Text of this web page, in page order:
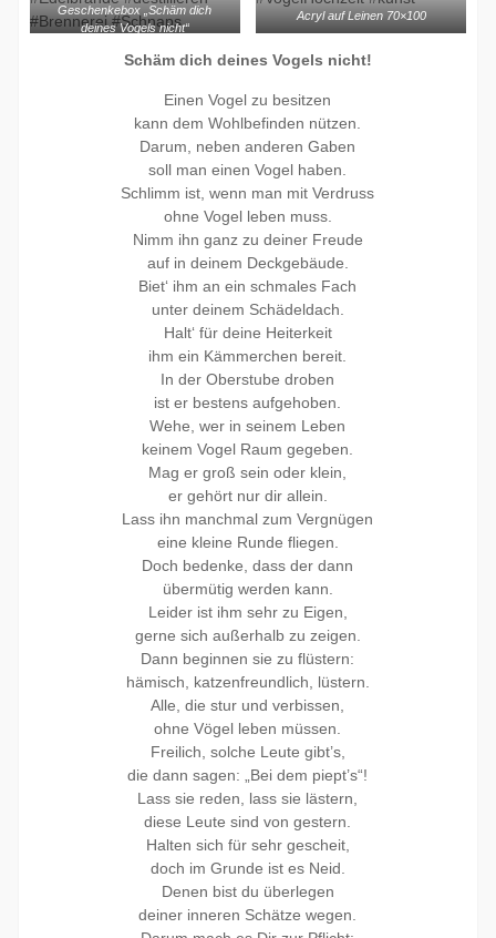
Geschenkebox „Schäm dich
deines Vogels nicht“
Acryl auf Leinen 70×100
Schäm dich deines Vogels nicht!
Einen Vogel zu besitzen
kann dem Wohlbefinden nützen.
Darum, neben anderen Gaben
soll man einen Vogel haben.
Schlimm ist, wenn man mit Verdruss
ohne Vogel leben muss.
Nimm ihn ganz zu deiner Freude
auf in deinem Deckgebäude.
Biet‘ ihm an ein schmales Fach
unter deinem Schädeldach.
Halt‘ für deine Heiterkeit
ihm ein Kämmerchen bereit.
In der Oberstube droben
ist er bestens aufgehoben.
Wehe, wer in seinem Leben
keinem Vogel Raum gegeben.
Mag er groß sein oder klein,
er gehört nur dir allein.
Lass ihn manchmal zum Vergnügen
eine kleine Runde fliegen.
Doch bedenke, dass der dann
übermütig werden kann.
Leider ist ihm sehr zu Eigen,
gerne sich außerhalb zu zeigen.
Dann beginnen sie zu flüstern:
hämisch, katzenfreundlich, lüstern.
Alle, die stur und verbissen,
ohne Vögel leben müssen.
Freilich, solche Leute gibt’s,
die dann sagen: „Bei dem piept’s“!
Lass sie reden, lass sie lästern,
diese Leute sind von gestern.
Halten sich für sehr gescheit,
doch im Grunde ist es Neid.
Denen bist du überlegen
deiner inneren Schätze wegen.